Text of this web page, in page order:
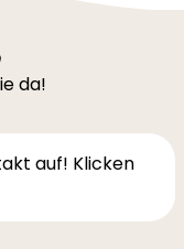
da!
auf! Klicken